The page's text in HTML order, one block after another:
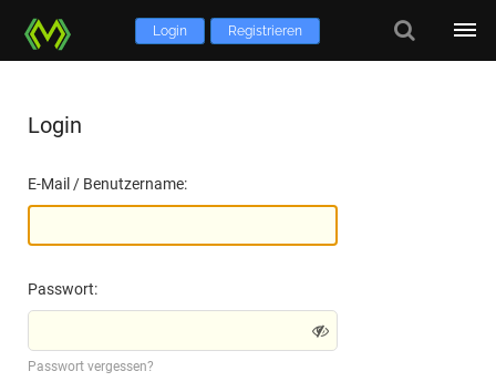
Login Registrieren
Login
E-Mail / Benutzername:
Passwort:
Passwort vergessen?